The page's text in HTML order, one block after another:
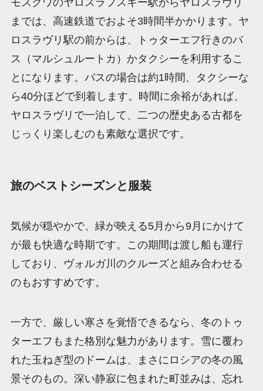
までは、高速鉄道でおよそ3時間半かかります。ヤ
ロスラヴリ駅の前からは、トゥターエフ行きのバ
ス（マルシュルートカ）かタクシーを利用するこ
とになります。バスの場合は約1時間、タクシーな
ら40分ほどで到着します。時間に余裕があれば、
ヤロスラヴリで一泊して、二つの歴史ある古都を
じっくり楽しむのも素敵な選択です。
旅のベストシーズンと服装
気候が穏やかで、緑が映える5月から9月にかけて
が最も快適な時期です。この期間は渡し船も運行
しており、ヴォルガ川のクルーズと組み合わせる
のもおすすめです。
一方で、厳しい寒さを覚悟できるなら、冬のトゥ
ターエフもまた格別な魅力があります。雪に覆わ
れた玉ねぎ型のドームは、まさにロシアの冬の風
景そのもの。深い静寂に包まれた町並みは、忘れ